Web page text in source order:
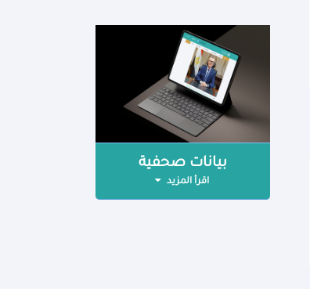
بيانات صحفية
اقرأ المزيد